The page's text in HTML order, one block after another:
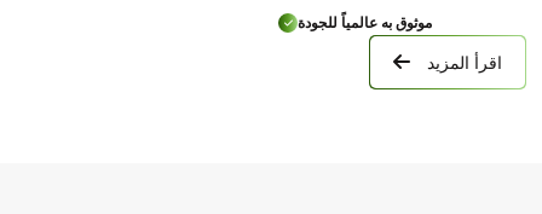
موثوق به عالمياً للجودة
اقرأ المزيد